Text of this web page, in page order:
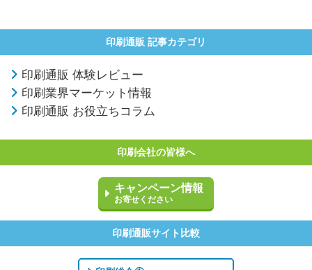
印刷通販 記事カテゴリ
印刷通販 体験レビュー
印刷業界マーケット情報
印刷通販 お役立ちコラム
印刷会社の皆様へ
キャンペーン情報
お寄せください
印刷通販サイト比較